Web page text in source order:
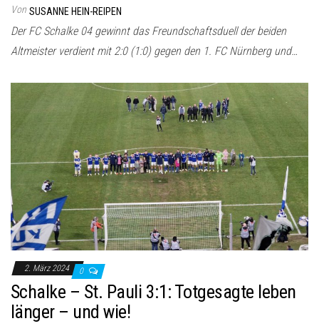
Von SUSANNE HEIN-REIPEN
Der FC Schalke 04 gewinnt das Freundschaftsduell der beiden
Altmeister verdient mit 2:0 (1:0) gegen den 1. FC Nürnberg und…
2. März 2024 0
Schalke – St. Pauli 3:1: Totgesagte leben
länger – und wie!